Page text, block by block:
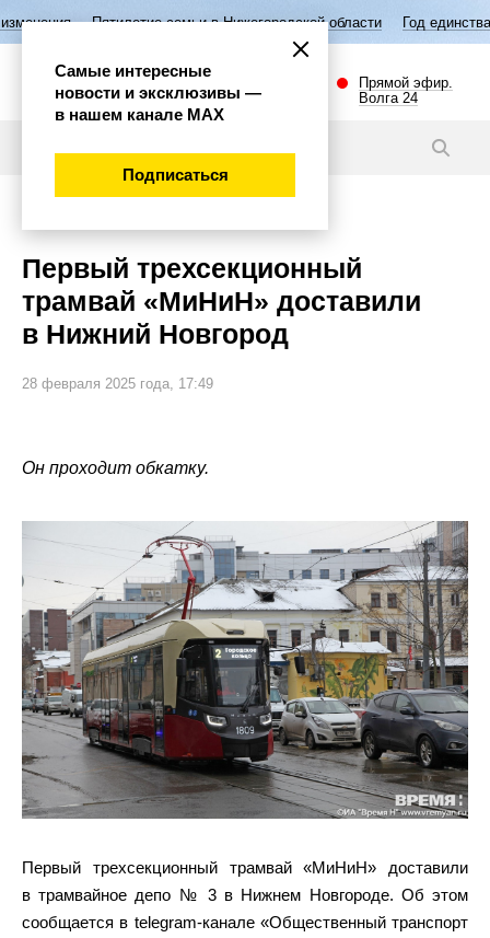
семьи в Нижегородской области Год единства народов России
Прямой эфир.
Волга 24
Первый трехсекционный
трамвай «МиНиН» доставили
в Нижний Новгород
28 февраля 2025 года, 17:49
Он проходит обкатку.
Первый трехсекционный трамвай «МиНиН» доставили
в трамвайное депо № 3 в Нижнем Новгороде. Об этом
сообщается в telegram-канале «Общественный транспорт
Самые интересные
новости и эксклюзивы —
в нашем канале МАХ
Подписаться